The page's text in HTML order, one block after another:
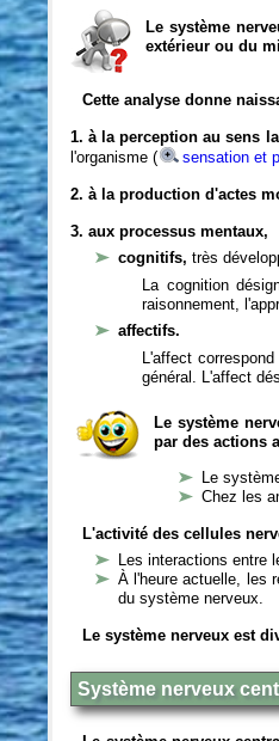
Le système
extérieur ou du
Cette analyse donne
1. à la perception au sens
l'organisme (
sensation et
2. à la production d'actes
3. aux processus mentaux,
cognitifs,très
La cognition
raisonnement,
affectifs.
L'affect
général. L'affect
Le système
par des actions
Le
Chez les
L'activité des cellules
Les interactions entre
À l'heure actuelle, les
du système nerveux.
Le système nerveux est
Système nerveux